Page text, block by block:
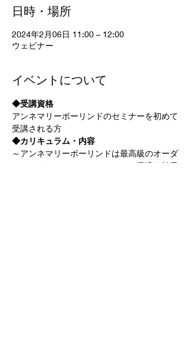
日時・場所
2024年2月06日 11:00 – 12:00
ウェビナー
イベントについて
◆受講資格
アンネマリーボーリンドのセミナーを初めて
受講される方
◆カリキュラム・内容
～アンネマリーボーリンドは最高級のオーダ
ーメイドフェイシャル、そして、最適な効果